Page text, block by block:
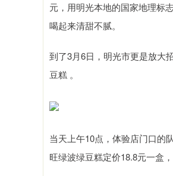
元，用明光本地的国家地理标
喝起来清甜不腻。
到了3月6日，明光市更是放大
豆糕 。
当天上午10点，体验店门口的
旺绿波绿豆糕定价18.8元一盒